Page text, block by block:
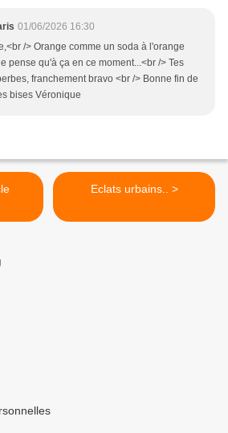
01/06/2026 16:30
/> Orange comme un soda à l'orange
pense qu'à ça en ce moment...<br /> Tes
franchement bravo <br /> Bonne fin de
bises Véronique
Eclats urbains.. >